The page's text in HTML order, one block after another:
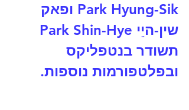
Park Hyung-Sik ופאק
תשודר בנטפליקס
ובפלטפורמות נוספות.